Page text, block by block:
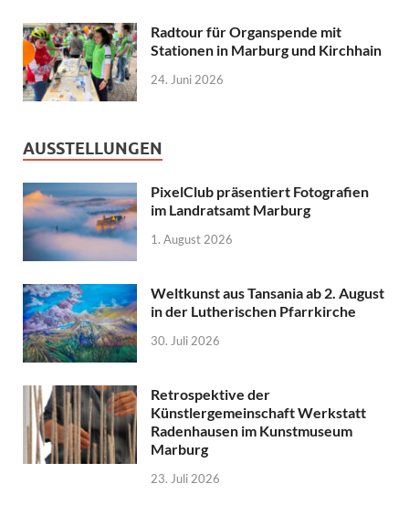
Radtour für Organspende mit
Stationen in Marburg und Kirchhain
24. Juni 2026
AUSSTELLUNGEN
PixelClub präsentiert Fotografien
im Landratsamt Marburg
1. August 2026
Weltkunst aus Tansania ab 2. August
in der Lutherischen Pfarrkirche
30. Juli 2026
Retrospektive der
Künstlergemeinschaft Werkstatt
Radenhausen im Kunstmuseum
Marburg
23. Juli 2026